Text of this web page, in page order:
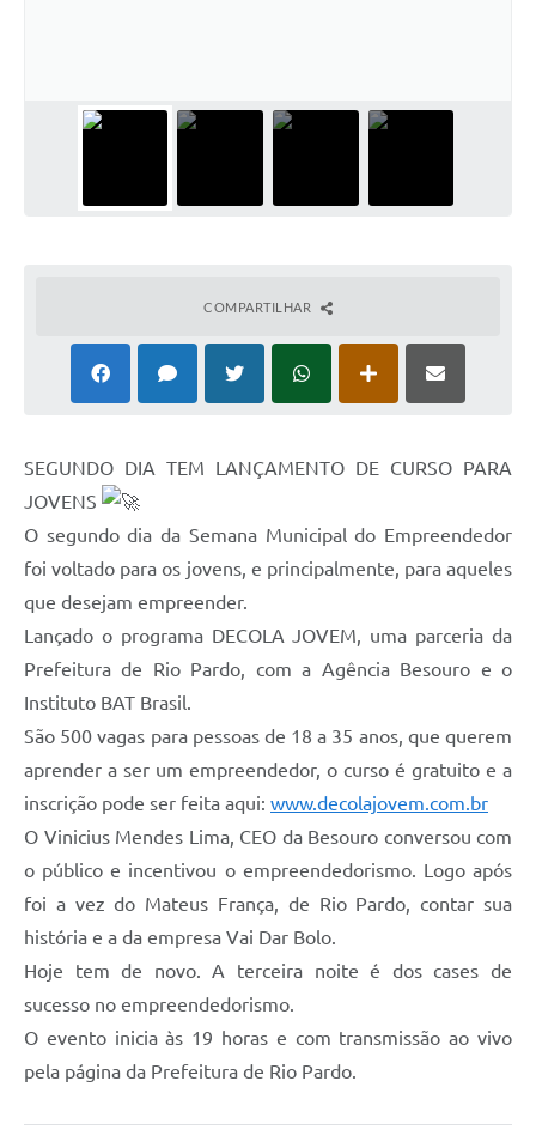
Secretarias
Contas Públicas
Transparência
COMPARTILHAR
SEGUNDO DIA TEM LANÇAMENTO DE CURSO PARA
JOVENS
O segundo dia da Semana Municipal do Empreendedor
foi voltado para os jovens, e principalmente, para aqueles
que desejam empreender.
Lançado o programa DECOLA JOVEM, uma parceria da
Prefeitura de Rio Pardo, com a Agência Besouro e o
Instituto BAT Brasil.
São 500 vagas para pessoas de 18 a 35 anos, que querem
aprender a ser um empreendedor, o curso é gratuito e a
inscrição pode ser feita aqui: www.decolajovem.com.br
O Vinicius Mendes Lima, CEO da Besouro conversou com
o público e incentivou o empreendedorismo. Logo após
foi a vez do Mateus França, de Rio Pardo, contar sua
história e a da empresa Vai Dar Bolo.
Hoje tem de novo. A terceira noite é dos cases de
sucesso no empreendedorismo.
O evento inicia às 19 horas e com transmissão ao vivo
pela página da Prefeitura de Rio Pardo.